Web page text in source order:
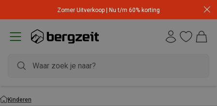
Zomer Uitverkoop | Nu t/m 60% korting
Kinderen